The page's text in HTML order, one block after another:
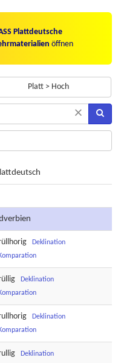
Plattdeutsche
öffnen
Platt > Hoch
×
Deklination
Deklination
Deklination
Deklination